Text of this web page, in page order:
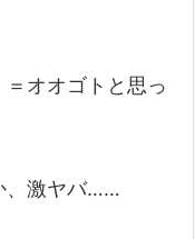
オオゴトと思っ
、激ヤバ……